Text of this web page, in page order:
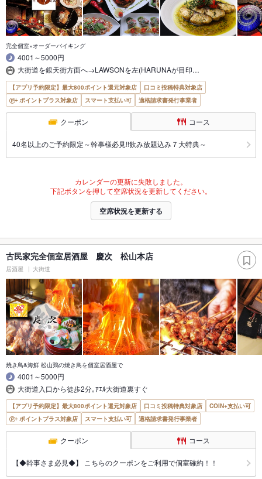
完全個室×オーダーバイキング
4001～5000円
大街道を銀天街方面へ→LAWSONを左(HARUNAが目印…
【アプリ予約限定】最大800ポイント還元対象店
口コミ投稿特典対象店
ポイントプラス対象店
スマート支払い可 適格請求書発行事業者
クーポン コース
40名以上のご予約限定～幹事様必見!!飲み放題込み７大特典～
カレンダーの更新に失敗しました。
下記ボタンを押して空席状況を更新してください。
空席状況を更新する
古民家完全個室居酒屋 慶次 松山本店
居酒屋 大街道
焼き鳥&海鮮 松山鶏の焼き鳥を個室居酒屋で
4001～5000円
大街道入口から徒歩2分｡ｱｴﾙ大街道裏すぐ
【アプリ予約限定】最大800ポイント還元対象店 口コミ投稿特典対象店
COIN+支払い可
ポイントプラス対象店
スマート支払い可 適格請求書発行事業者
クーポン コース
【◆幹事さま必見◆】 こちらのクーポンをご利用で個室確約！！